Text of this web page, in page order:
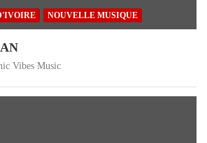
NOUVELLE MUSIQUE
Vibes Music